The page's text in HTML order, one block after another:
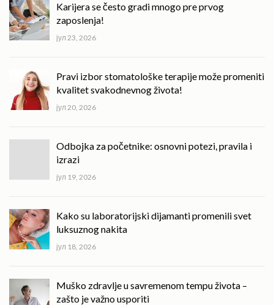
Karijera se često gradi mnogo pre prvog
zaposlenja!
јул 23, 2026
Pravi izbor stomatološke terapije može promeniti
kvalitet svakodnevnog života!
јул 20, 2026
Odbojka za početnike: osnovni potezi, pravila i
izrazi
јул 19, 2026
Kako su laboratorijski dijamanti promenili svet
luksuznog nakita
јул 18, 2026
Muško zdravlje u savremenom tempu života –
zašto je važno usporiti